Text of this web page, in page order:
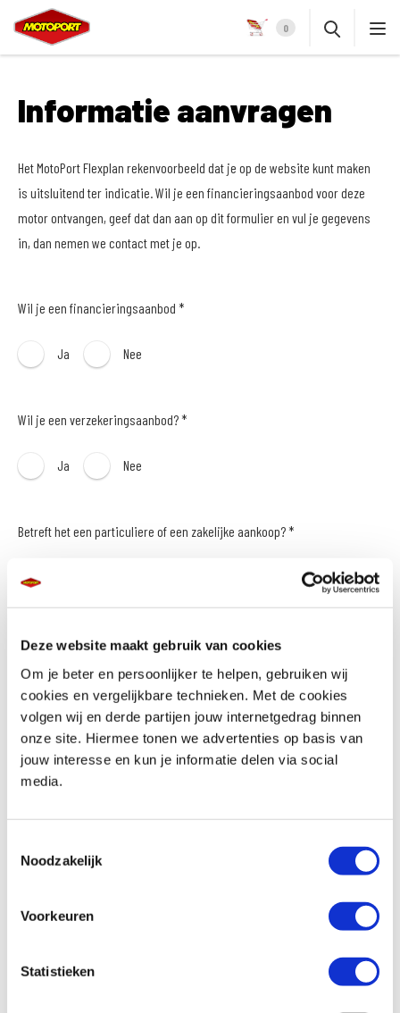
Deze website maakt gebruik van cookies
Om je beter en persoonlijker te helpen, gebruiken wij
cookies en vergelijkbare technieken. Met de cookies
volgen wij en derde partijen jouw internetgedrag binnen
onze site. Hiermee tonen we advertenties op basis van
jouw interesse en kun je informatie delen via social
media.
Noodzakelijk
Voorkeuren
Statistieken
0
Informatie aanvragen
Het MotoPort Flexplan rekenvoorbeeld dat je op de website kunt maken
is uitsluitend ter indicatie. Wil je een financieringsaanbod voor deze
motor ontvangen, geef dat dan aan op dit formulier en vul je gegevens
in, dan nemen we contact met je op.
Wil je een financieringsaanbod *
Ja Nee
Wil je een verzekeringsaanbod? *
Ja Nee
Betreft het een particuliere of een zakelijke aankoop? *
E-mailadres *